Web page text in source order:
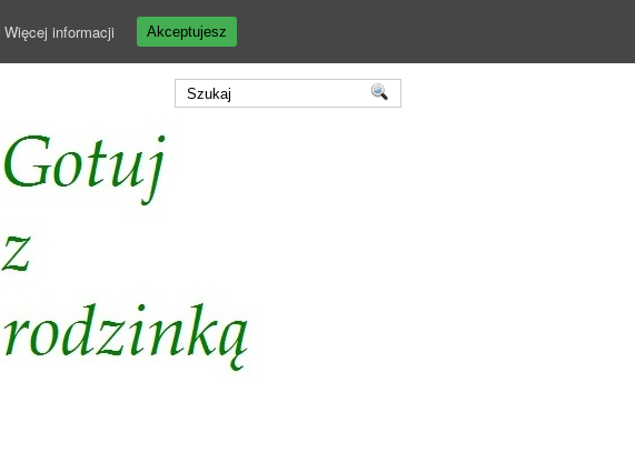
Więcej informacji Akceptujesz